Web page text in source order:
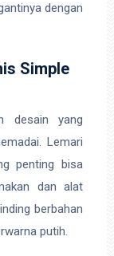
dengan
Simple
desain yang
Lemari
penting bisa
dan alat
berbahan
putih.